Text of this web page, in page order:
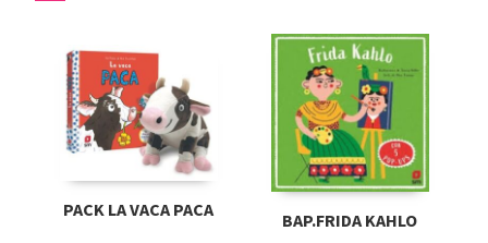
PACK LA VACA PACA BAP.FRIDA KAHLO